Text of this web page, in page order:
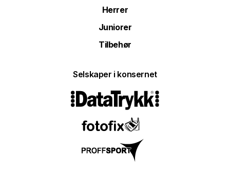
Herrer
Juniorer
Tilbehør
Selskaper i konsernet